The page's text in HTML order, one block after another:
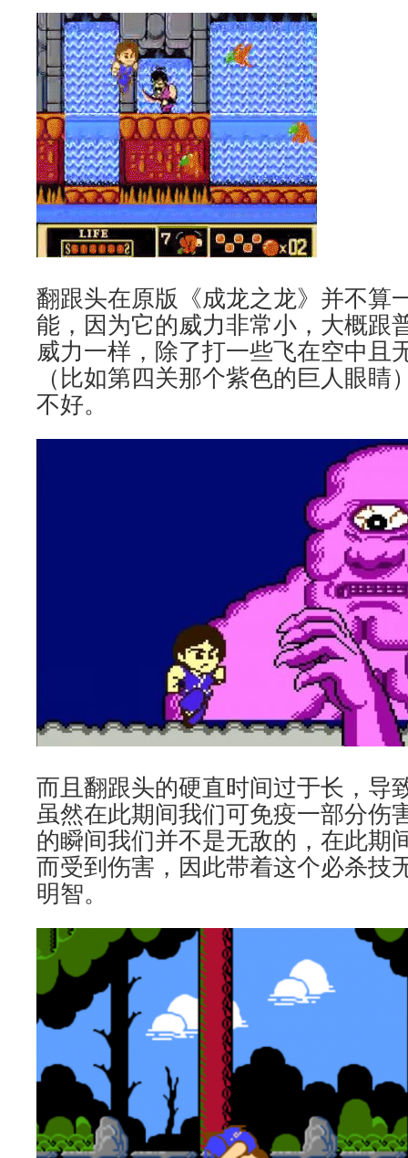
翻跟头在原版《成龙之龙》并不算
能，因为它的威力非常小，大概跟
威力一样，除了打一些飞在空中且
（比如第四关那个紫色的巨人眼睛
不好。
而且翻跟头的硬直时间过于长，导
虽然在此期间我们可免疫一部分伤
的瞬间我们并不是无敌的，在此期
而受到伤害，因此带着这个必杀技
明智。